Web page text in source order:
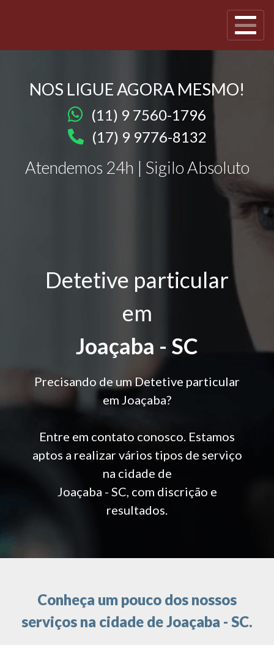
NOS LIGUE AGORA MESMO!
(11) 9 7560-1796
(17) 9 9776-8132
Atendemos 24h | Sigilo Absoluto
Detetive particular
em
Joaçaba - SC
Precisando de um Detetive particular
em Joaçaba?
Entre em contato conosco. Estamos
aptos a realizar vários tipos de serviço
na cidade de
Joaçaba - SC, com discrição e
resultados.
Conheça um pouco dos nossos
serviços na cidade de Joaçaba - SC.